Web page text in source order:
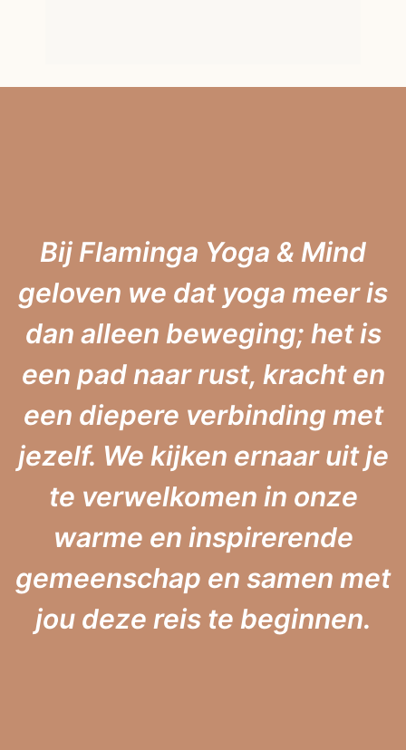
Bij Flaminga Yoga & Mind
geloven we dat yoga meer is
dan alleen beweging; het is
een pad naar rust, kracht en
een diepere verbinding met
jezelf. We kijken ernaar uit je
te verwelkomen in onze
warme en inspirerende
gemeenschap en samen met
jou deze reis te beginnen.